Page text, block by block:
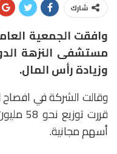
شارك
وافقت الجمعية
مستشفى النزهة
وزيادة رأس المال.
وقالت الشركة في افصاح
قررت
أسهم مجانية.